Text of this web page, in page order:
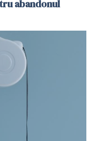
abandonul